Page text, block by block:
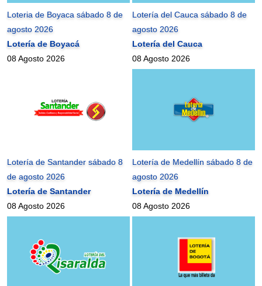
Loteria de Boyaca sábado 8 de
agosto 2026
Lotería de Boyacá
08 Agosto 2026
Lotería del Cauca sábado 8 de
agosto 2026
Lotería del Cauca
08 Agosto 2026
Lotería de Santander sábado 8
de agosto 2026
Lotería de Santander
08 Agosto 2026
Lotería de Medellín sábado 8 de
agosto 2026
Lotería de Medellín
08 Agosto 2026